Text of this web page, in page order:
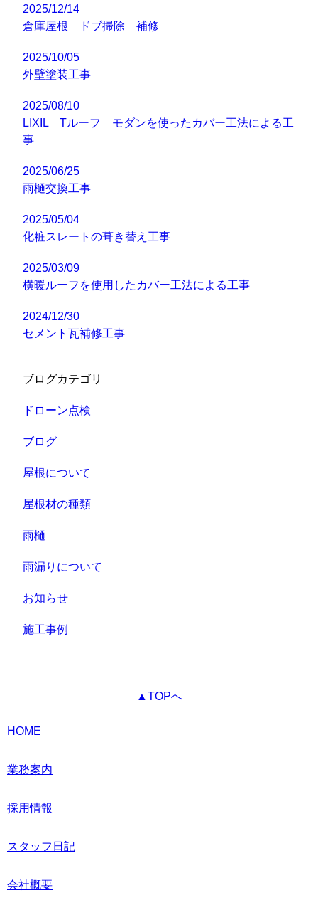
2025/12/14
倉庫屋根 ドブ掃除 補修
2025/10/05
外壁塗装工事
2025/08/10
LIXIL Tルーフ モダンを使ったカバー工法による工
事
2025/06/25
雨樋交換工事
2025/05/04
化粧スレートの葺き替え工事
2025/03/09
横暖ルーフを使用したカバー工法による工事
2024/12/30
セメント瓦補修工事
ブログカテゴリ
ドローン点検
ブログ
屋根について
屋根材の種類
雨樋
雨漏りについて
お知らせ
施工事例
▲TOPへ
HOME
業務案内
採用情報
スタッフ日記
会社概要